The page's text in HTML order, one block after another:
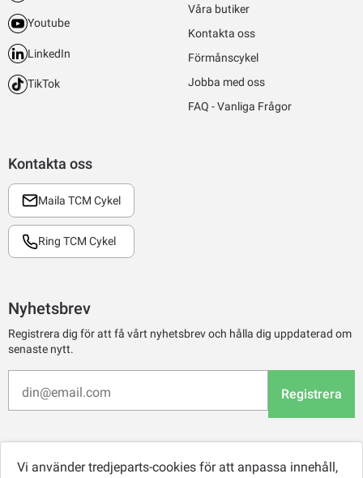
Kontakta oss
Maila TCM Cykel
Ring TCM Cykel
Youtube
LinkedIn
TikTok
Våra butiker
Kontakta oss
Förmånscykel
Jobba med oss
FAQ - Vanliga Frågor
Nyhetsbrev
Registrera dig för att få vårt nyhetsbrev och hålla dig uppdaterad om
senaste nytt.
Registrera
Vi använder tredjeparts-cookies för att anpassa innehåll,